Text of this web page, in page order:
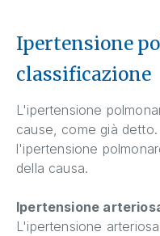
Ipertensione
classificazione
L'ipertensione
cause, come già
l'ipertensione
della causa.
Ipertensione
L'ipertensione